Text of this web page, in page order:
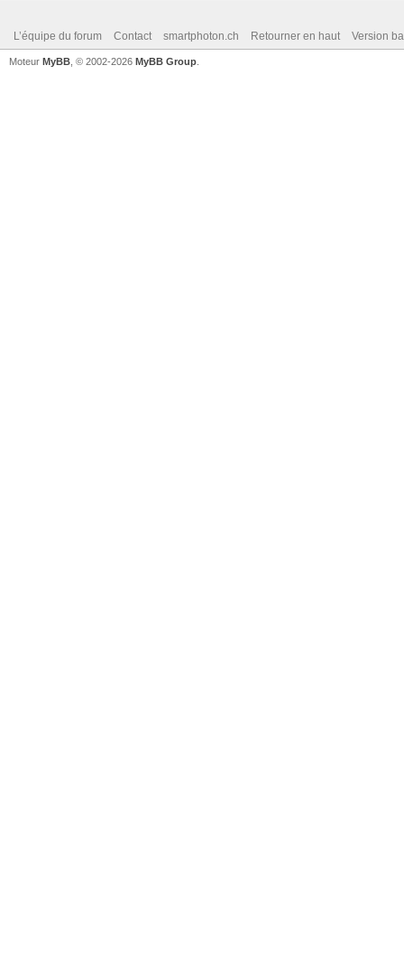
L’équipe du forum Contact smartphoton.ch Retourner en haut Version
Moteur MyBB , © 2002-2026 MyBB Group